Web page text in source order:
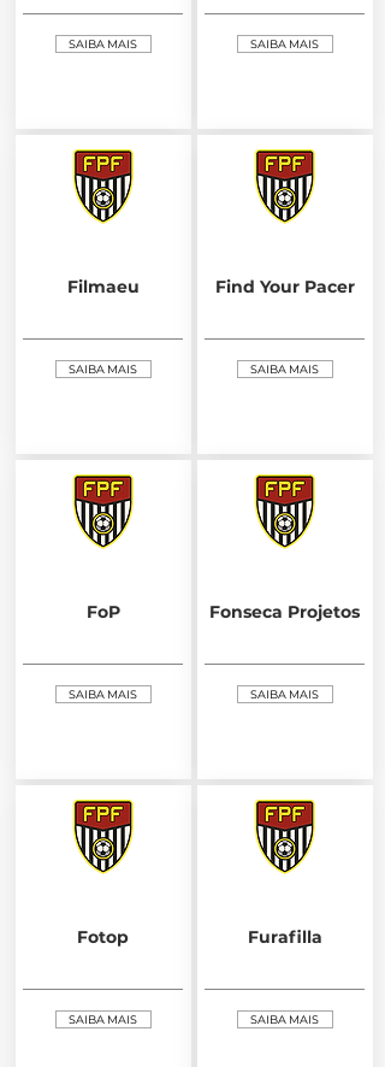
SAIBA MAIS
Filmaeu
SAIBA MAIS
FoP
SAIBA MAIS
Fotop
SAIBA MAIS
SAIBA MAIS
Find Your Pacer
SAIBA MAIS
Fonseca Projetos
SAIBA MAIS
Furafilla
SAIBA MAIS